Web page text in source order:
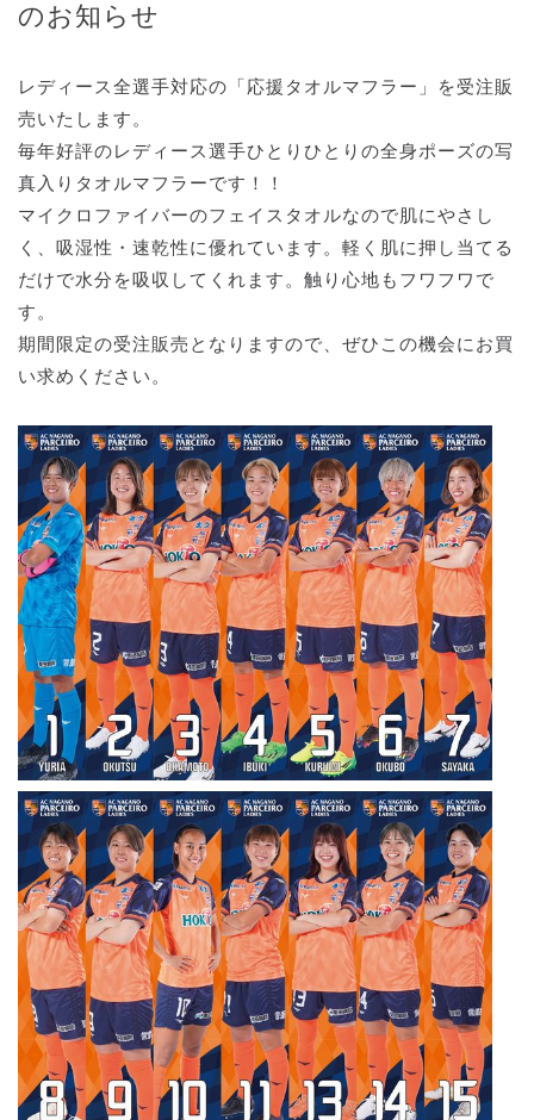
のお知らせ
レディース全選手対応の「応援タオルマフラー」を受注販
売いたします。
毎年好評のレディース選手ひとりひとりの全身ポーズの写
真入りタオルマフラーです！！
マイクロファイバーのフェイスタオルなので肌にやさし
く、吸湿性・速乾性に優れています。軽く肌に押し当てる
だけで水分を吸収してくれます。触り心地もフワフワで
す。
期間限定の受注販売となりますので、ぜひこの機会にお買
い求めください。